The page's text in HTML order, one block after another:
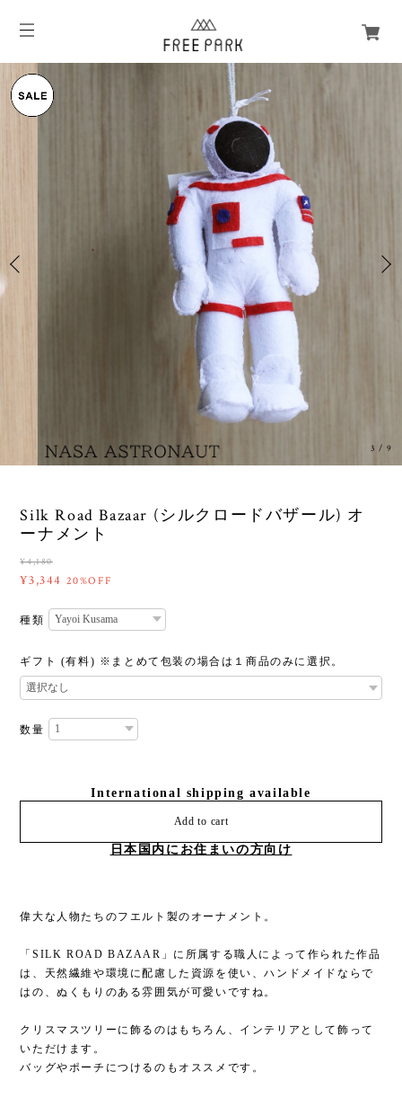
3 /9
Silk Road Bazaar (シルクロードバザール) オ
ーナメント
¥4,180
¥3,344 20%OFF
種類
ギフト (有料) ※まとめて包装の場合は１商品のみに選択。
数量
International shipping available
Add to cart
日本国内にお住まいの方向け
偉大な人物たちのフエルト製のオーナメント。
「SILK ROAD BAZAAR」に所属する職人によって作られた作品
は、天然繊維や環境に配慮した資源を使い、ハンドメイドならで
はの、ぬくもりのある雰囲気が可愛いですね。
クリスマスツリーに飾るのはもちろん、インテリアとして飾って
いただけます。
バッグやポーチにつけるのもオススメです。